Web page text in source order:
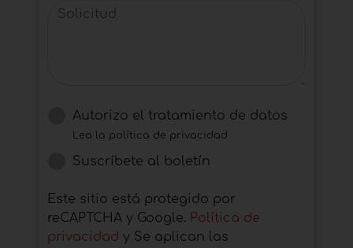
Solicitud
Autorizo ​​el tratamiento de datos
Lea la política de privacidad
Suscríbete al boletín
Este sitio está protegido por
reCAPTCHA y Google. Política de
privacidad y Se aplican las